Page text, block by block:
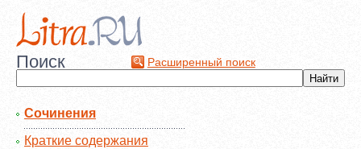
Поиск Расширенный поиск
Сочинения
Краткие содержания